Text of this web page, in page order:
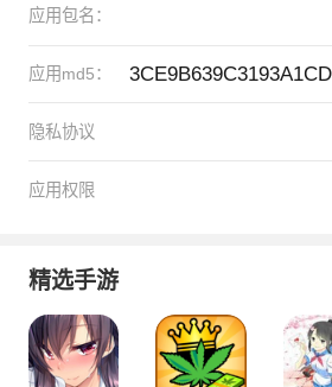
应用包名：
应用md5：
隐私协议
应用权限
精选手游